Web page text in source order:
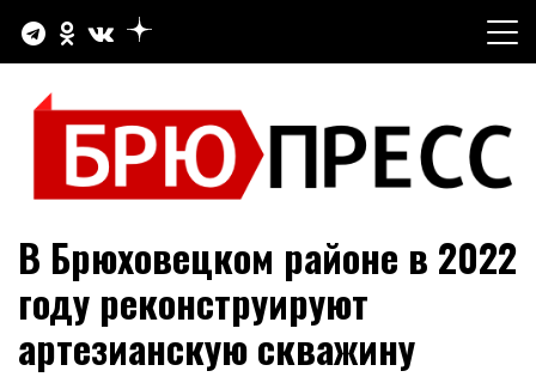
содержимому
БРЮПРЕСС
Официальный сайт газеты "Брюховецкие новости"
В Брюховецком районе в 2022
году реконструируют
артезианскую скважину